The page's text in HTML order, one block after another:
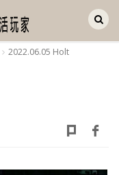
2022.06.05 Holt